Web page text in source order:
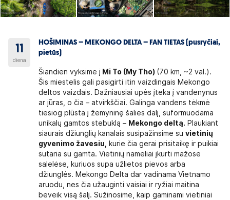
11
diena
HOŠIMINAS – MEKONGO DELTA – FAN TIETAS (pusryčiai,
pietūs)
Šiandien vyksime į Mi To (My Tho) (70 km, ~2 val.).
Šis miestelis gali pasigirti itin vaizdingais Mekongo
deltos vaizdais. Dažniausiai upės įteka į vandenynus
ar jūras, o čia – atvirkščiai. Galinga vandens tėkmė
tiesiog plūsta į žemyninę šalies dalį, suformuodama
unikalų gamtos stebuklą – Mekongo deltą. Plaukiant
siaurais džiunglių kanalais susipažinsime suvietinių
gyvenimo žavesiu,
kurie čia gerai prisitaikę ir puikiai
sutaria su gamta. Vietinių nameliai įkurti mažose
salelėse, kuriuos supa užlietos pievos arba
džiunglės. Mekongo Delta dar vadinama Vietnamo
aruodu, nes čia užauginti vaisiai ir ryžiai maitina
beveik visą šalį. Sužinosime, kaip gaminami vietiniai